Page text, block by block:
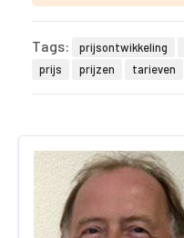
Tags: prijsontwikkeling
prijs
prijzen tarieven